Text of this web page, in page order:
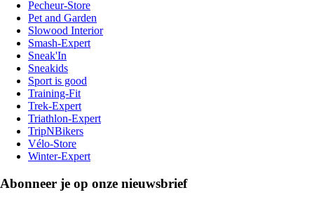
Pecheur-Store
Pet and Garden
Slowood Interior
Smash-Expert
Sneak'In
Sneakids
Sport is good
Training-Fit
Trek-Expert
Triathlon-Expert
TripNBikers
Vélo-Store
Winter-Expert
Abonneer je op onze nieuwsbrief